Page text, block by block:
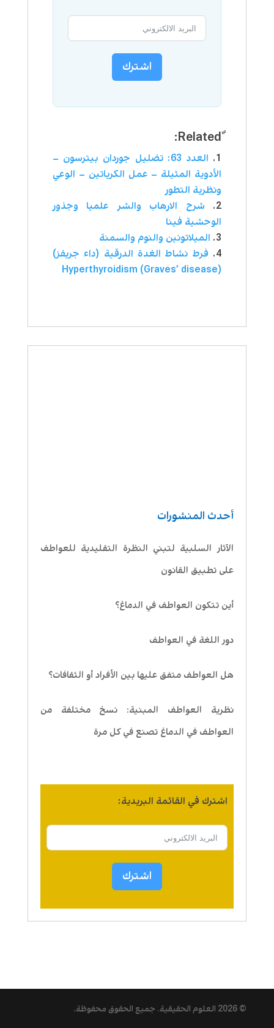
أحدث المنشورات
الآثار السلبية لتبني النظرة التقليدية للعواطف
على تطبيق القانون
أين تتكون العواطف في الدماغ؟
دور اللغة في العواطف
هل العواطف متفق عليها بين الأفراد أو الثقافات؟
نظرية العواطف المبنية: نسخ مختلفة من
العواطف في الدماغ تصنع في كل مرة
اشترك في القائمة البريدية:
اشترك
اشترك
ٌRelated:
العدد 63: تضليل جوردان بيترسون –
الأدوية المثيلة – عمل الكرياتين – الوعي
ونظرية التطور
شرح الارهاب والشر علميا وجذور
الوحشية فينا
الميلاتونين والنوم والسمنة
فرط نشاط الغدة الدرقية (داء جريفز)
Hyperthyroidism (Graves’ disease)
© 2026 العلوم الحقيقية. جميع الحقوق محفوظة.